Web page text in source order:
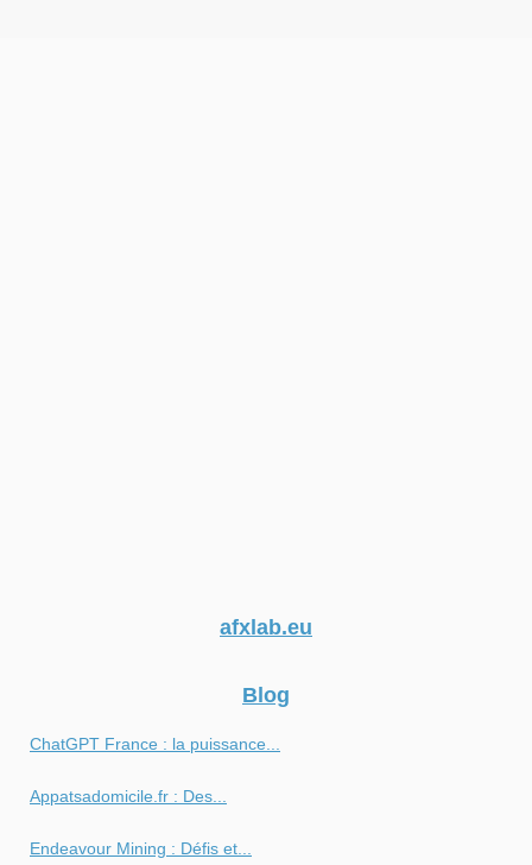
afxlab.eu
Blog
ChatGPT France : la puissance...
Appatsadomicile.fr : Des...
Endeavour Mining : Défis et...